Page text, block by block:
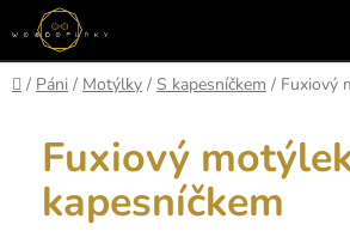
Přejít
na
obsah
Domů
/ Páni / Motýlky / S kapesníčkem / Fuxiový
Fuxiový
kapesníčkem